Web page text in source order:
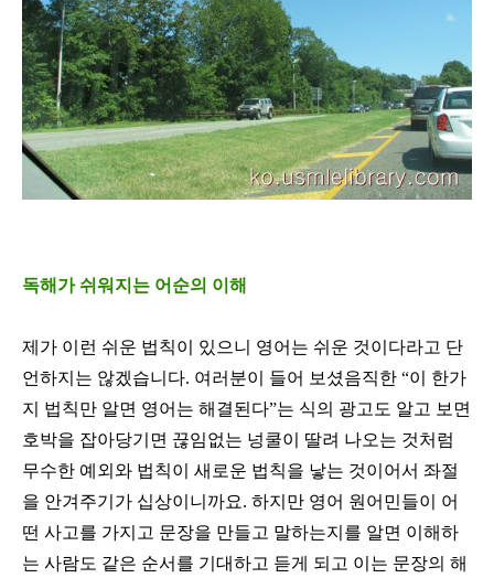
독해가 쉬워지는 어순의 이해
제가 이런 쉬운 법칙이 있으니 영어는 쉬운 것이다라고 단
언하지는 않겠습니다. 여러분이 들어 보셨음직한 “이 한가
지 법칙만 알면 영어는 해결된다”는 식의 광고도 알고 보면
호박을 잡아당기면 끊임없는 넝쿨이 딸려 나오는 것처럼
무수한 예외와 법칙이 새로운 법칙을 낳는 것이어서 좌절
을 안겨주기가 십상이니까요. 하지만 영어 원어민들이 어
떤 사고를 가지고 문장을 만들고 말하는지를 알면 이해하
는 사람도 같은 순서를 기대하고 듣게 되고 이는 문장의 해